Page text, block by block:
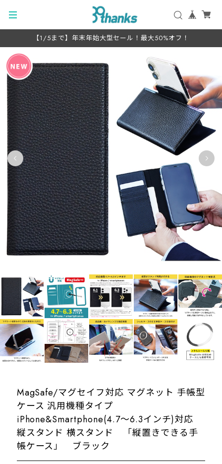
【1/5まで】年末年始大型セール！最大50%オフ！
MagSafe/マグセイフ対応 マグネット 手帳型
ケース 汎用機種タイプ
iPhone&Smartphone(4.7〜6.3インチ)対応
縦スタンド 横スタンド 「縦置きできる手
帳ケース」 ブラック